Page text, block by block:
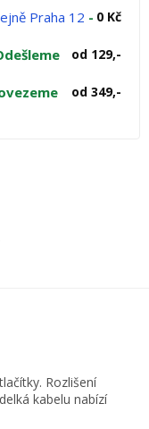
Praha 12 - 0 Kč
od 129,-
od 349,-
Rozlišení
kabelu nabízí